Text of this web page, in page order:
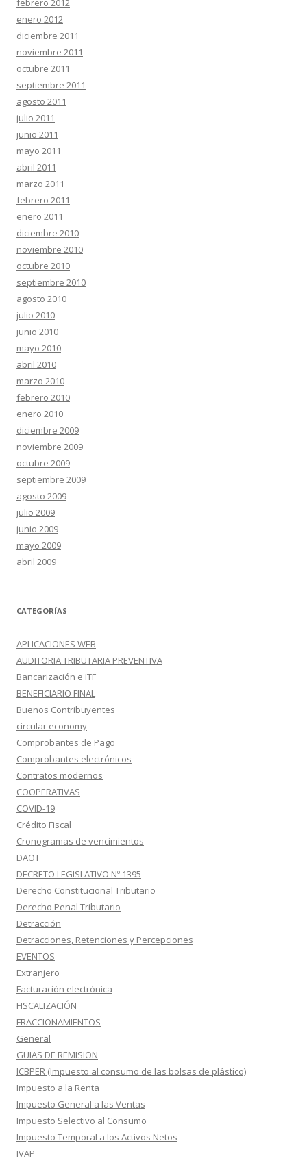
febrero 2012
enero 2012
diciembre 2011
noviembre 2011
octubre 2011
septiembre 2011
agosto 2011
julio 2011
junio 2011
mayo 2011
abril 2011
marzo 2011
febrero 2011
enero 2011
diciembre 2010
noviembre 2010
octubre 2010
septiembre 2010
agosto 2010
julio 2010
junio 2010
mayo 2010
abril 2010
marzo 2010
febrero 2010
enero 2010
diciembre 2009
noviembre 2009
octubre 2009
septiembre 2009
agosto 2009
julio 2009
junio 2009
mayo 2009
abril 2009
CATEGORÍAS
APLICACIONES WEB
AUDITORIA TRIBUTARIA PREVENTIVA
Bancarización e ITF
BENEFICIARIO FINAL
Buenos Contribuyentes
circular economy
Comprobantes de Pago
Comprobantes electrónicos
Contratos modernos
COOPERATIVAS
COVID-19
Crédito Fiscal
Cronogramas de vencimientos
DAOT
DECRETO LEGISLATIVO Nº 1395
Derecho Constitucional Tributario
Derecho Penal Tributario
Detracción
Detracciones, Retenciones y Percepciones
EVENTOS
Extranjero
Facturación electrónica
FISCALIZACIÓN
FRACCIONAMIENTOS
General
GUIAS DE REMISION
ICBPER (Impuesto al consumo de las bolsas de plástico)
Impuesto a la Renta
Impuesto General a las Ventas
Impuesto Selectivo al Consumo
Impuesto Temporal a los Activos Netos
IVAP